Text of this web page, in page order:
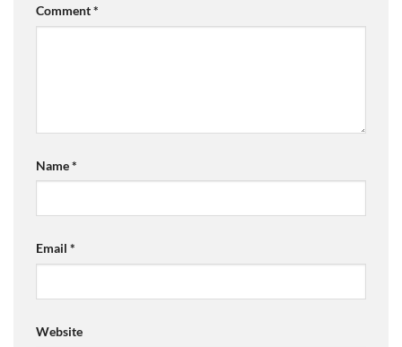
Comment*
Name*
Email *
Website